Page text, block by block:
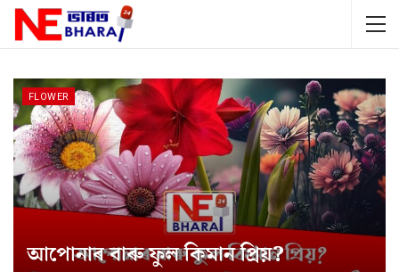
FLOWER
আপোনাৰ বাৰু ফুল কিমান প্ৰিয়?